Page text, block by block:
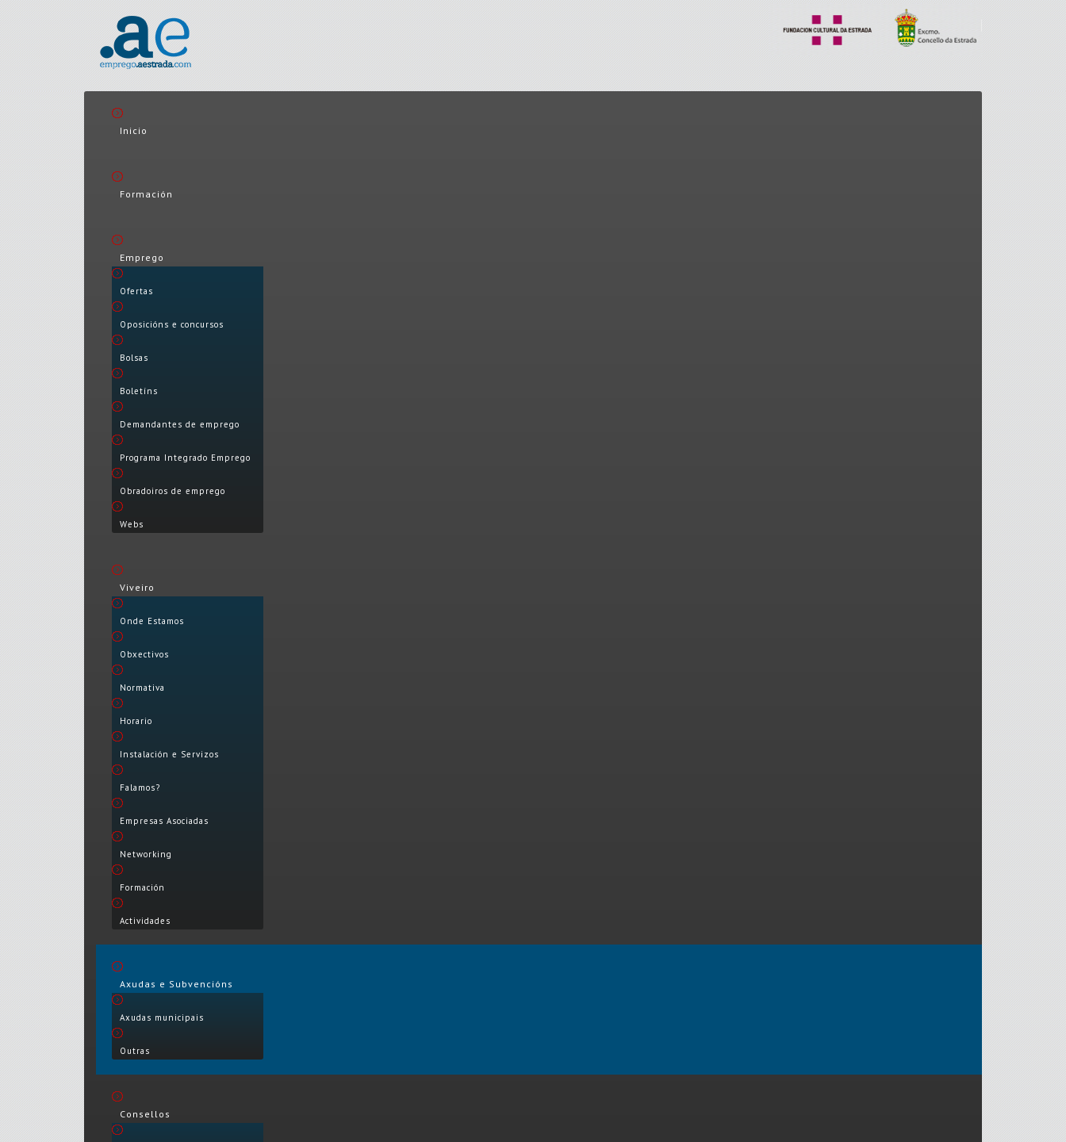
Inicio
Formación
Emprego
Ofertas
Oposicións e concursos
Bolsas
Boletíns
Demandantes de emprego
Programa Integrado Emprego
Obradoiros de emprego
Webs
Viveiro
Onde Estamos
Obxectivos
Normativa
Horario
Instalación e Servizos
Falamos?
Empresas Asociadas
Networking
Formación
Actividades
Axudas e Subvencións
Axudas municipais
Outras
Consellos